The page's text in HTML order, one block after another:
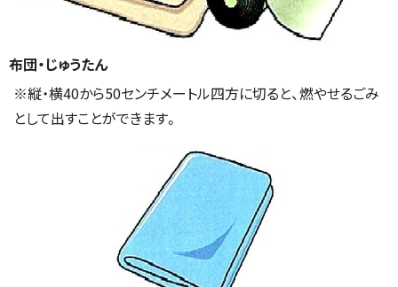
布団・じゅうたん
※縦・横40から50センチメートル四方に切ると、燃やせるごみ
として出すことができます。